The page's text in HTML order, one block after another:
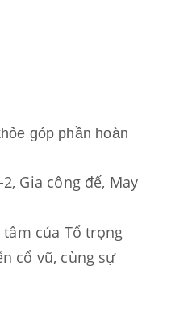
góp phần hoàn
Gia công đế, May
của Tổ trọng
cổ vũ, cùng sự